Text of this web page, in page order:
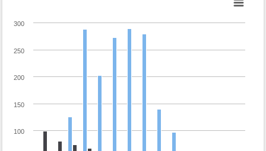
100
150
200
250
300